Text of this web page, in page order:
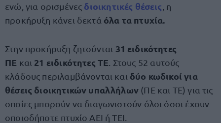
ενώ, για ορισμένες διοικητικές θέσεις , η
προκήρυξη κάνει δεκτά όλα τα πτυχία.
Στην προκήρυξη ζητούνται 31 ειδικότητες
ΠΕ και 21 ειδικότητες ΤΕ . Στους 52 αυτούς
κλάδους περιλαμβάνονται και δύο κωδικοί για
θέσεις διοικητικών υπαλλήλων (ΠΕ και ΤΕ) για τις
οποίες μπορούν να διαγωνιστούν όλοι όσοι έχουν
οποιοδήποτε πτυχίο ΑΕΙ ή ΤΕΙ.